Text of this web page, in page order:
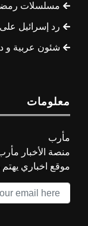
مسلسلات رمضان
رد إسرائيل على
شئون عربية و
معلومات
مأرب
منصة الأخبار
موقع اخباري يهتم